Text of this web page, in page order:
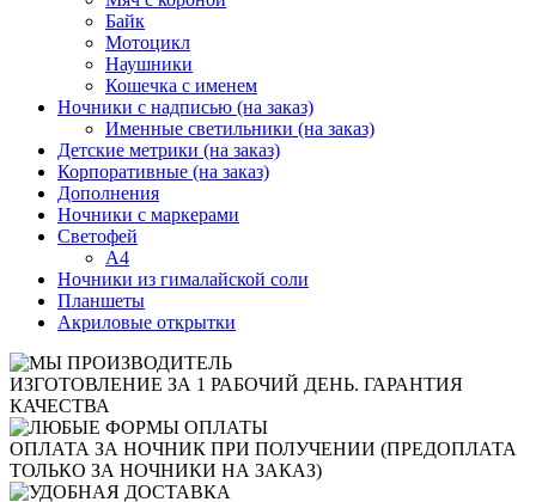
Байк
Мотоцикл
Наушники
Кошечка с именем
Ночники с надписью (на заказ)
Именные светильники (на заказ)
Детские метрики (на заказ)
Корпоративные (на заказ)
Дополнения
Ночники с маркерами
Светофей
А4
Ночники из гималайской соли
Планшеты
Акриловые открытки
ИЗГОТОВЛЕНИЕ ЗА 1 РАБОЧИЙ ДЕНЬ. ГАРАНТИЯ
КАЧЕСТВА
ОПЛАТА ЗА НОЧНИК ПРИ ПОЛУЧЕНИИ (ПРЕДОПЛАТА
ТОЛЬКО ЗА НОЧНИКИ НА ЗАКАЗ)